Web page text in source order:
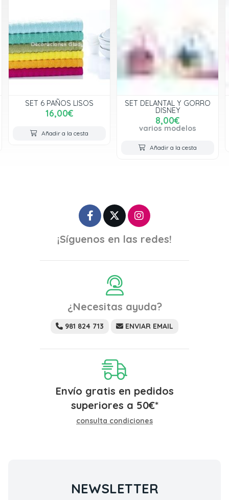
SET 6 PAÑOS LISOS
16,00€
Añadir a la cesta
SET DELANTAL Y GORRO
DISNEY
8,00€
varios modelos
Añadir a la cesta
¡Síguenos en las redes!
¿Necesitas ayuda?
981 824 713 ENVIAR EMAIL
Envío gratis en pedidos
superiores a 50€*
consulta condiciones
NEWSLETTER